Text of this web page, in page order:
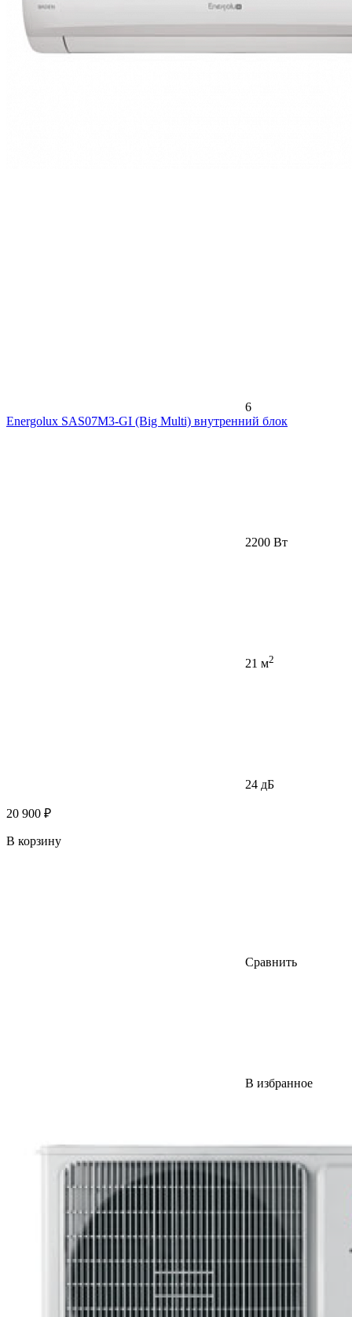
6
Energolux SAS07M3-GI (Big Multi) внутренний блок
2200 Вт
21 м2
24 дБ
20 900 ₽
В корзину
Сравнить
В избранное